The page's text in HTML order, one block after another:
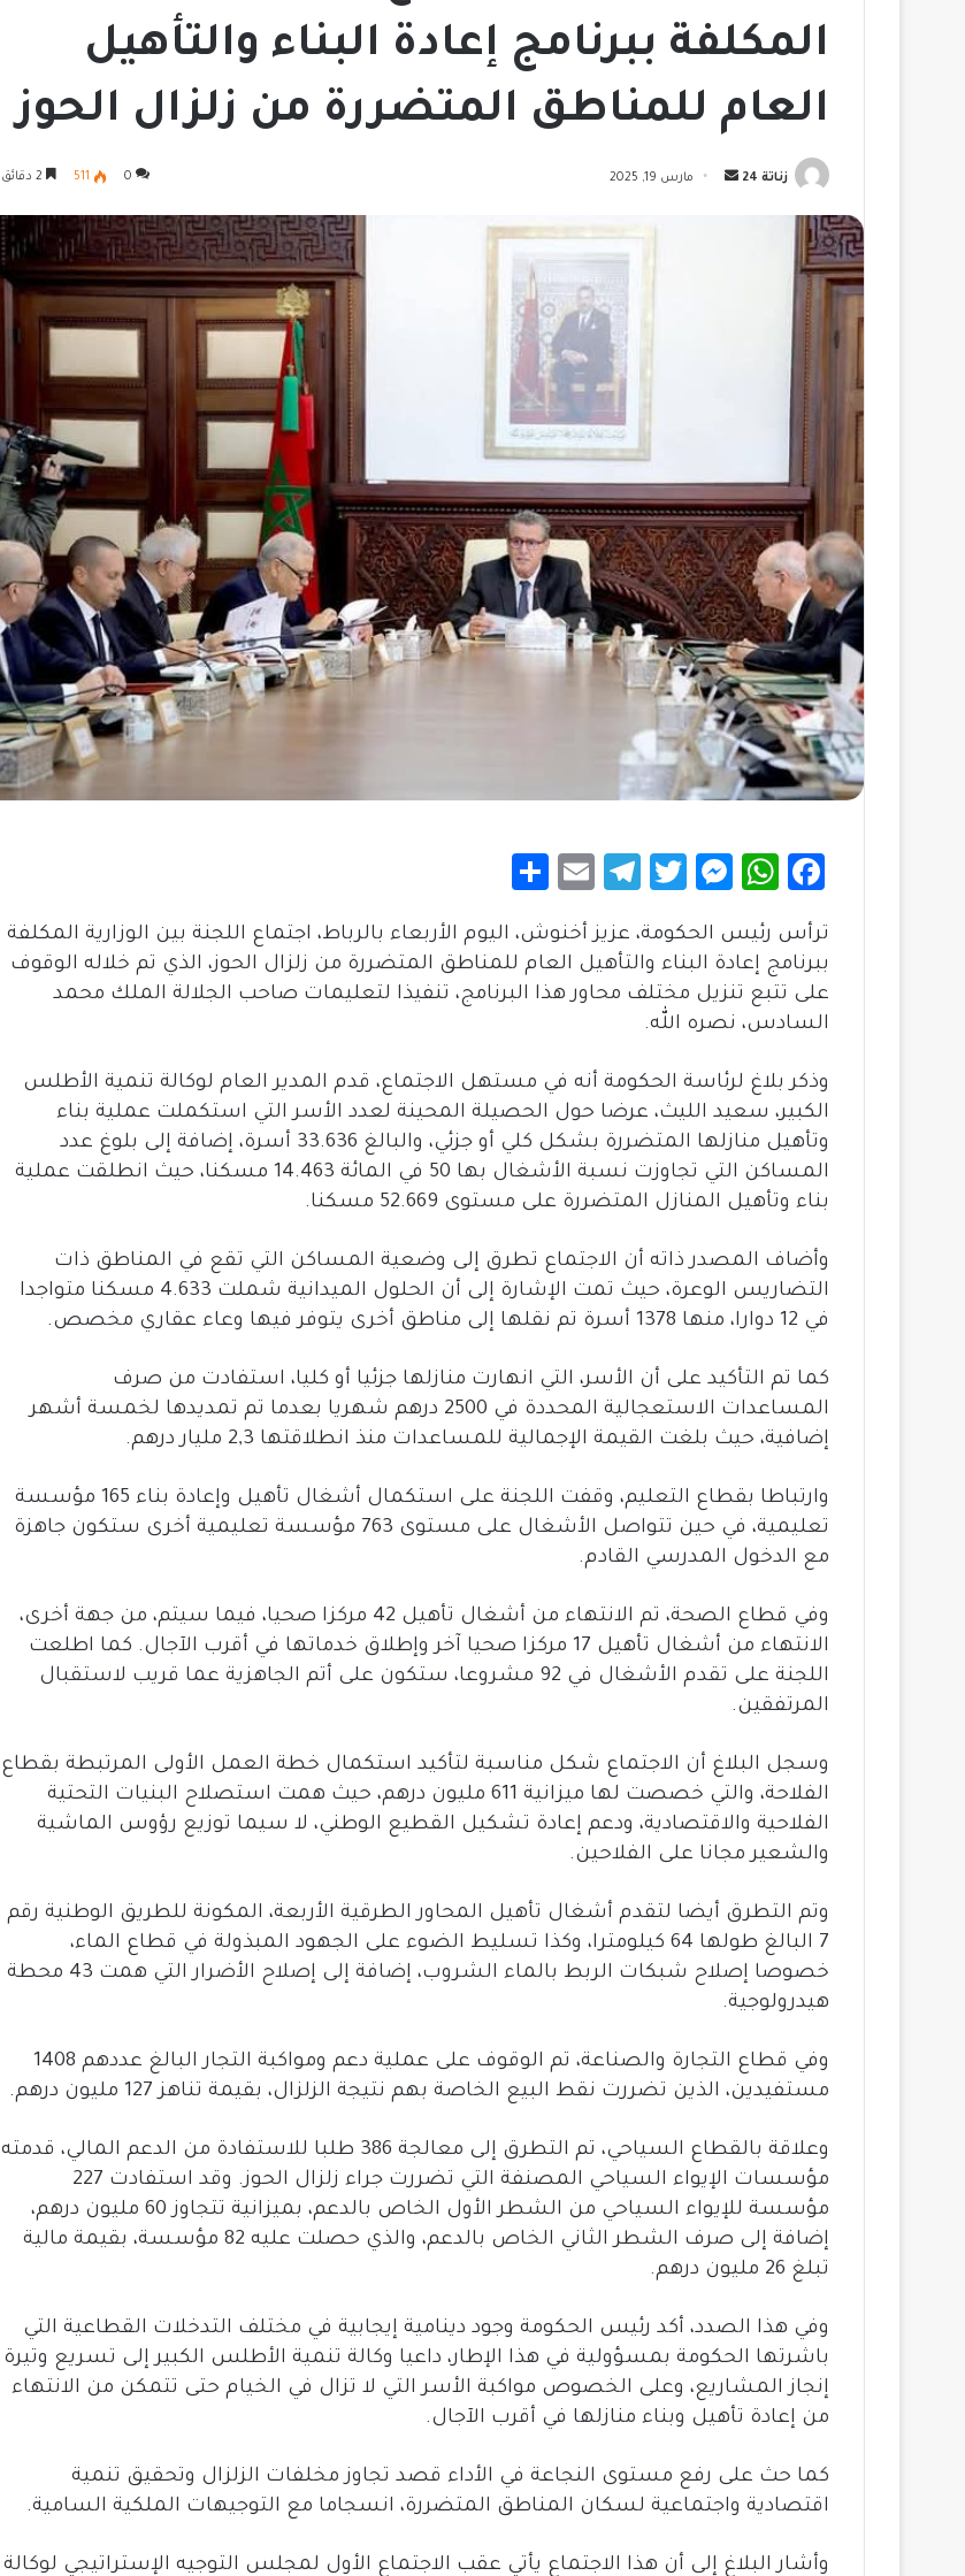
المكلفة ببرنامج إعادة البناء والتأهيل
العام للمناطق المتضررة من زلزال الحوز
زناتة 24
أرسل مارس 19, 2025 0
511
Fa
e
b
o
W
at
sA
p
M
se
n
g
T
tt
er
Te
gr
a
E
ail
ar
e
ترأس رئيس الحكومة، عزيز أخنوش، اليوم الأربعاء بالرباط، اجتماع اللجنة بين الوزارية المكلفة
ببرنامج إعادة البناء والتأهيل العام للمناطق المتضررة من زلزال الحوز، الذي تم خلاله الوقوف
على تتبع تنزيل مختلف محاور هذا البرنامج، تنفيذا لتعليمات صاحب الجلالة الملك محمد
السادس، نصره الله.
وذكر بلاغ لرئاسة الحكومة أنه في مستهل الاجتماع، قدم المدير العام لوكالة تنمية الأطلس
الكبير، سعيد الليث، عرضا حول الحصيلة المحينة لعدد الأسر التي استكملت عملية بناء
وتأهيل منازلها المتضررة بشكل كلي أو جزئي، والبالغ 33.636 أسرة، إضافة إلى بلوغ عدد
المساكن التي تجاوزت نسبة الأشغال بها 50 في المائة 14.463 مسكنا، حيث انطلقت عملية
بناء وتأهيل المنازل المتضررة على مستوى 52.669 مسكنا.
وأضاف المصدر ذاته أن الاجتماع تطرق إلى وضعية المساكن التي تقع في المناطق ذات
التضاريس الوعرة، حيث تمت الإشارة إلى أن الحلول الميدانية شملت 4.633‏‎ ‎مسكنا متواجدا
في 12 دوارا، منها 1378 أسرة تم نقلها إلى مناطق أخرى يتوفر فيها وعاء عقاري مخصص.
كما تم التأكيد على أن الأسر، التي انهارت منازلها جزئيا أو كليا، استفادت من صرف
المساعدات الاستعجالية المحددة في 2500 درهم شهريا بعدما تم تمديدها لخمسة أشهر
إضافية، حيث بلغت القيمة الإجمالية للمساعدات منذ انطلاقتها 2,3 مليار درهم.
وارتباطا بقطاع التعليم، وقفت اللجنة على استكمال أشغال تأهيل وإعادة بناء 165 مؤسسة
تعليمية، في حين تتواصل الأشغال على مستوى 763 مؤسسة تعليمية أخرى ستكون جاهزة
مع الدخول المدرسي القادم.
وفي قطاع الصحة، تم الانتهاء من أشغال تأهيل 42 مركزا صحيا، فيما سيتم، من جهة أخرى،
الانتهاء من أشغال تأهيل 17 مركزا صحيا آخر وإطلاق خدماتها في أقرب الآجال. كما اطلعت
اللجنة على تقدم الأشغال في 92 مشروعا، ستكون على أتم الجاهزية عما قريب لاستقبال
المرتفقين.
وسجل البلاغ أن الاجتماع شكل مناسبة لتأكيد استكمال خطة العمل الأولى المرتبطة بقطاع
الفلاحة، والتي خصصت لها ميزانية 611 مليون درهم، حيث همت استصلاح البنيات التحتية
الفلاحية والاقتصادية، ودعم إعادة تشكيل القطيع الوطني، لا سيما توزيع رؤوس الماشية
والشعير مجانا على الفلاحين.
وتم التطرق أيضا لتقدم أشغال تأهيل المحاور الطرقية الأربعة، المكونة للطريق الوطنية رقم
7 البالغ طولها 64 كيلومترا، وكذا تسليط الضوء على الجهود المبذولة في قطاع الماء،
خصوصا إصلاح شبكات الربط بالماء الشروب، إضافة إلى إصلاح الأضرار التي همت 43 محطة
هيدرولوجية.
وفي قطاع التجارة والصناعة، تم الوقوف على عملية دعم ومواكبة التجار البالغ عددهم 1408
مستفيدين، الذين تضررت نقط البيع الخاصة بهم نتيجة الزلزال، بقيمة تناهز 127 مليون درهم.
وعلاقة بالقطاع السياحي، تم التطرق إلى معالجة 386 طلبا للاستفادة من الدعم المالي، قدمته
مؤسسات الإيواء السياحي المصنفة التي تضررت جراء زلزال الحوز. وقد استفادت 227
مؤسسة للإيواء السياحي من الشطر الأول الخاص بالدعم، بميزانية تتجاوز 60 مليون درهم،
إضافة إلى صرف الشطر الثاني الخاص بالدعم، والذي حصلت عليه 82 مؤسسة، بقيمة مالية
تبلغ 26 مليون درهم.
وفي هذا الصدد، أكد رئيس الحكومة وجود دينامية إيجابية في مختلف التدخلات القطاعية التي
باشرتها الحكومة بمسؤولية في هذا الإطار، داعيا وكالة تنمية الأطلس الكبير إلى تسريع وتيرة
إنجاز المشاريع، وعلى الخصوص مواكبة الأسر التي لا تزال في الخيام حتى تتمكن من الانتهاء
من إعادة تأهيل وبناء ‏منازلها في أقرب الآجال.
كما حث على رفع مستوى النجاعة في الأداء قصد تجاوز مخلفات الزلزال وتحقيق تنمية
اقتصادية واجتماعية لسكان المناطق المتضررة، انسجاما مع التوجيهات الملكية السامية.
وأشار البلاغ إلى أن هذا الاجتماع يأتي عقب الاجتماع الأول لمجلس التوجيه الإستراتيجي لوكالة